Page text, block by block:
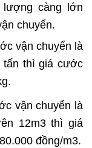
lượng càng lớn
chuyển.
vận chuyển là
tấn thì giá cước
vận chuyển là
12m3 thì giá
đồng/m3.